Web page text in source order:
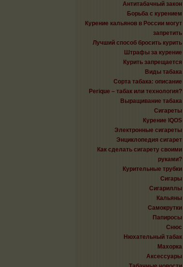
Антитабачный закон
Борьба с курением
Курение кальянов в России могут
запретить
Лучший способ бросить курить
Штрафы за курение
Курить запрещается
Виды табака
Сорта табака: описание
Perique – табак или технология?
Выращивание табака
Сигареты
Курение IQOS
Электронные сигареты
Энциклопедия сигарет
Как сделать сигарету своими
руками?
Курительные трубки
Сигары
Сигариллы
Кальяны
Самокрутки
Папиросы
Снюс
Нюхательный табак
Махорка
Аксессуары